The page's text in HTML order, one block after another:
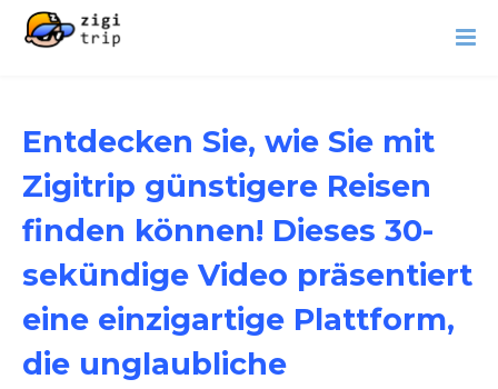
Entdecken Sie, wie Sie mit
Zigitrip günstigere Reisen
finden können! Dieses 30-
sekündige Video präsentiert
eine einzigartige Plattform,
die unglaubliche